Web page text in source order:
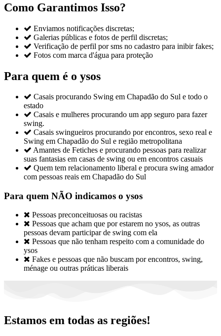
Como Garantimos Isso?
 Enviamos notificações discretas;
 Galerias públicas e fotos de perfil discretas;
 Verificação de perfil por sms no cadastro para inibir fakes;
 Fotos com marca d'água para proteção
Para quem é o ysos
 Casais procurando Swing em Chapadão do Sul e todo o
estado
 Casais e mulheres procurando um app seguro para fazer
swing.
 Casais swingueiros procurando por encontros, sexo real e
Swing em Chapadão do Sul e região metropolitana
 Amantes de Fetiches e procurando pessoas para realizar
suas fantasias em casas de swing ou em encontros casuais
 Quem tem relacionamento liberal e procura swing amador
com pessoas reais em Chapadão do Sul
Para quem NÃO indicamos o ysos
 Pessoas preconceituosas ou racistas
 Pessoas que acham que por estarem no ysos, as outras
pessoas devam participar de swing com ela
 Pessoas que não tenham respeito com a comunidade do
ysos
 Fakes e pessoas que não buscam por encontros, swing,
ménage ou outras práticas liberais
Estamos em todas as regiões!